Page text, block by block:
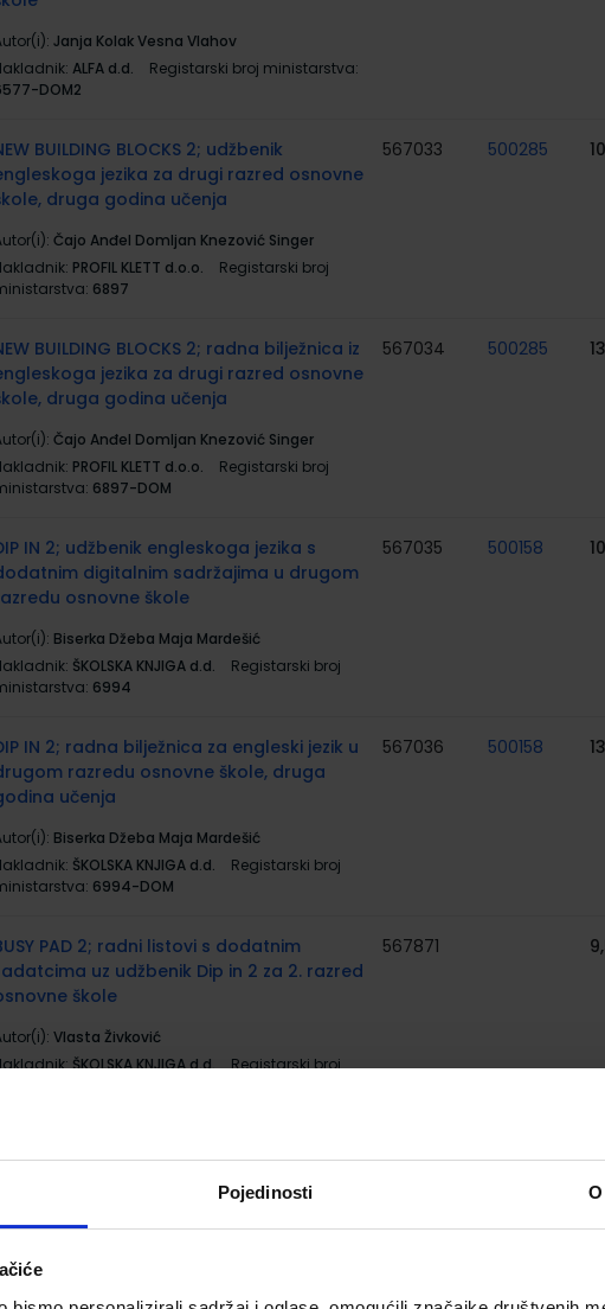
Pojedinosti
Janja Kolak Vesna Vlahov
ALFA d.d.
Registarski broj ministarstva:
DOM2
BUILDING BLOCKS 2; udžbenik
jezika za drugi razred osnovne
druga godina učenja
Čajo Anđel Domljan Knezović Singer
PROFIL KLETT d.o.o.
Registarski broj
6897
567033 500285
BUILDING BLOCKS 2; radna bilježnica iz
jezika za drugi razred osnovne
druga godina učenja
Čajo Anđel Domljan Knezović Singer
PROFIL KLETT d.o.o.
Registarski broj
6897-DOM
567034 500285
IN 2; udžbenik engleskoga jezika s
digitalnim sadržajima u drugom
osnovne škole
Biserka Džeba Maja Mardešić
ŠKOLSKA KNJIGA d.d.
Registarski broj
6994
567035 500158
IN 2; radna bilježnica za engleski jezik u
razredu osnovne škole, druga
učenja
Biserka Džeba Maja Mardešić
ŠKOLSKA KNJIGA d.d.
Registarski broj
6994-DOM
567036 500158
PAD 2; radni listovi s dodatnim
uz udžbenik Dip in 2 za 2. razred
škole
Vlasta Živković
ŠKOLSKA KNJIGA d.d.
Registarski broj
567871
Olga Swerlowa